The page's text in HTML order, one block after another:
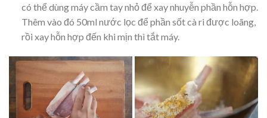
có thể dùng máy cầm tay nhỏ để xay nhuyễn phần hỗn hợp.
Thêm vào đó 50ml nước lọc để phần sốt cà ri được loãng,
rồi xay hỗn hợp đến khi mịn thì tắt máy.